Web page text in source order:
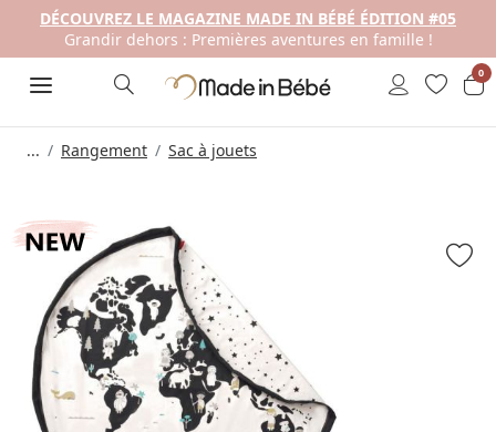
DÉCOUVREZ LE MAGAZINE MADE IN BÉBÉ ÉDITION #05
Grandir dehors : Premières aventures en famille !
0
... Rangement Sac à jouets